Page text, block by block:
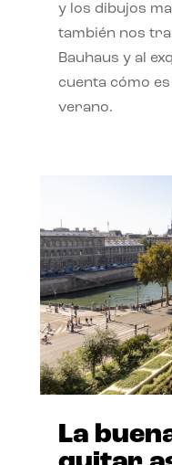
y los dibujos
también nos
Bauhaus y al
cuenta cómo
verano.
La